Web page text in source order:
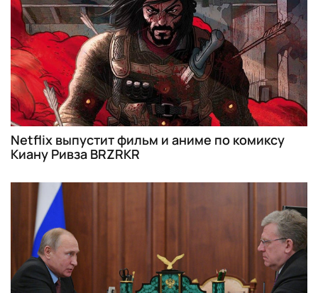
Netflix выпустит фильм и аниме по комиксу
Киану Ривза BRZRKR